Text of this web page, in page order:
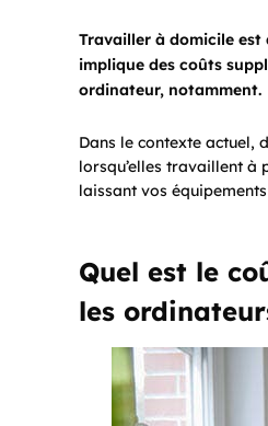
Travailler à domicile est
implique des coûts
ordinateur, notamment.
Dans le contexte actuel,
lorsqu’elles travaillent
laissant vos
Quel est le
les